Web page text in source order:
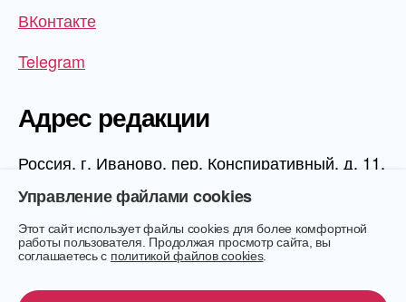
ВКонтакте
Telegram
Адрес редакции
Россия, г. Иваново, пер. Конспиративный, д. 11,
1 этаж, офис 1006
Управление файлами cookies
Этот сайт использует файлы cookies для более комфортной
работы пользователя. Продолжая просмотр сайта, вы
соглашаетесь с политикой файлов cookies.
© 2026Текстиль.Онлайн